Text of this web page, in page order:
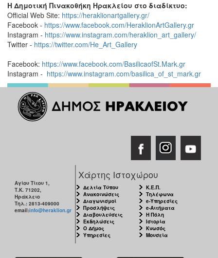
Η Δημοτική Πινακοθήκη Ηρακλείου στο διαδίκτυο:
Official Web Site: https://heraklionartgallery.gr/
Facebook - https://www.facebook.com/HeraklionArtGallery.gr
Instagram - https://www.instagram.com/heraklion_art_gallery/
Twitter - https://twitter.com/He_Art_Gallery
Facebook: https://www.facebook.com/BasilicaofSt.Mark.gr
Instagram - https://www.instagram.com/basilica_of_st_mark.gr
Αγίου Τίτου 1,
Τ.Κ. 71202,
Ηράκλειο
Τηλ.: 2813-409000
email:info@heraklion.gr
Χάρτης Ιστοχώρου
Δελτία Τύπου
Ανακοινώσεις
Διαγωνισμοί
Προσλήψεις
Διαβουλεύσεις
Εκδηλώσεις
Ο Δήμος
Υπηρεσίες
Κ.Ε.Π.
Τηλέφωνα
e-Υπηρεσίες
e-Αιτήματα
Η Πόλη
Ιστορία
Κνωσός
Μουσεία